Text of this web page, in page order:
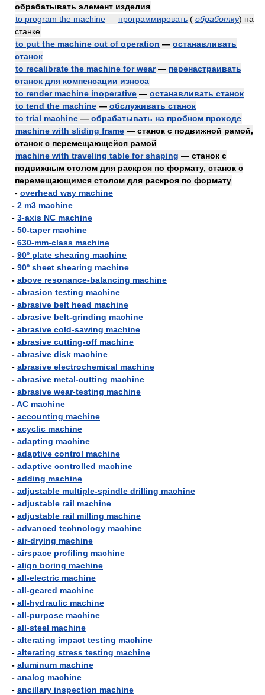
обрабатывать элемент изделия
to program the machine — программировать ( обработку) на
станке
to put the machine out of operation — останавливать
станок
to recalibrate the machine for wear— перенастраивать
станок для компенсации износа
to render machine inoperative — останавливать станок
to tend the machine — обслуживать станок
to trial machine — обрабатывать на пробном проходе
machine with sliding frame — станок с подвижной рамой,
станок с перемещающейся рамой
machine with traveling table for shaping — станок с
подвижным столом для раскроя по формату, станок с
перемещающимся столом для раскроя по формату
- overhead way machine
- 2 m3 machine
- 3-axis NC machine
- 50-taper machine
- 630-mm-class machine
- 90º plate shearing machine
- 90º sheet shearing machine
- above resonance-balancing machine
- abrasion testing machine
- abrasive belt head machine
- abrasive belt-grinding machine
- abrasive cold-sawing machine
- abrasive cutting-off machine
- abrasive disk machine
- abrasive electrochemical machine
- abrasive metal-cutting machine
- abrasive wear-testing machine
-AC machine
- accounting machine
- acyclic machine
- adapting machine
- adaptive control machine
- adaptive controlled machine
- adding machine
- adjustable multiple-spindle drilling machine
- adjustable rail machine
- adjustable rail milling machine
- advanced technology machine
- air-drying machine
- airspace profiling machine
- align boring machine
- all-electric machine
- all-geared machine
- all-hydraulic machine
- all-purpose machine
- all-steel machine
- alterating impact testing machine
- alterating stress testing machine
- aluminum machine
- analog machine
- ancillary inspection machine